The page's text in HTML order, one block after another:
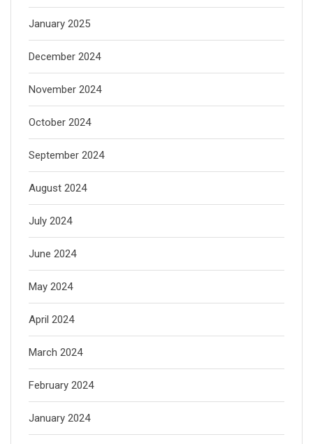
January 2025
December 2024
November 2024
October 2024
September 2024
August 2024
July 2024
June 2024
May 2024
April 2024
March 2024
February 2024
January 2024